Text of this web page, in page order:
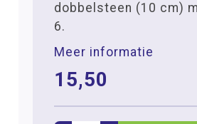
dobbelsteen (10 cm)
6.
Meer informatie
15,50